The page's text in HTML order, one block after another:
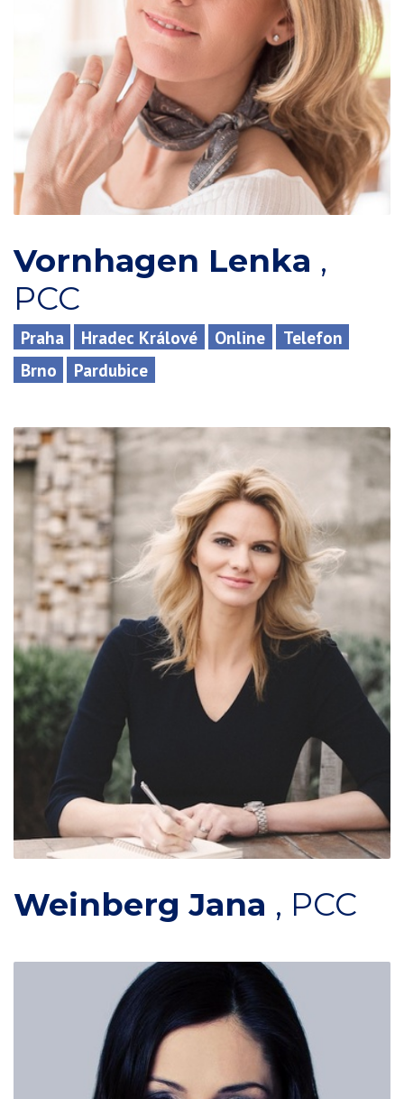
Vornhagen Lenka ,
PCC
Praha Hradec Králové Online
Telefon
Brno
Pardubice
Weinberg Jana , PCC